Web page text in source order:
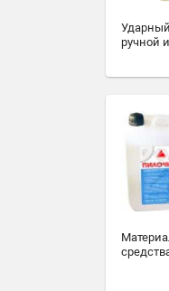
ручной